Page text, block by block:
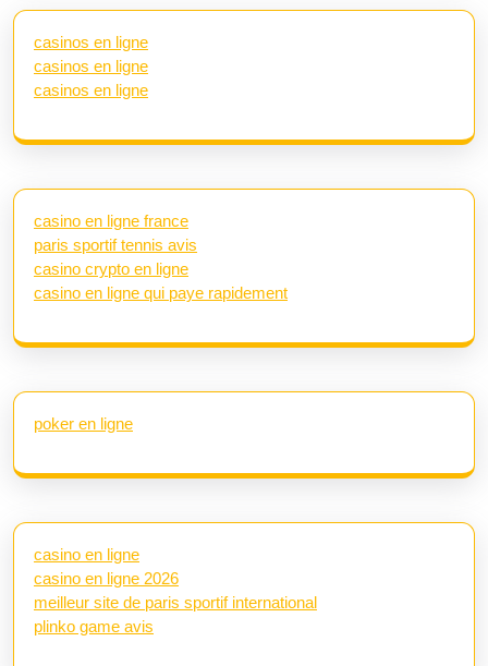
casinos en ligne
casinos en ligne
casinos en ligne
casino en ligne france
paris sportif tennis avis
casino crypto en ligne
casino en ligne qui paye rapidement
poker en ligne
casino en ligne
casino en ligne 2026
meilleur site de paris sportif international
plinko game avis